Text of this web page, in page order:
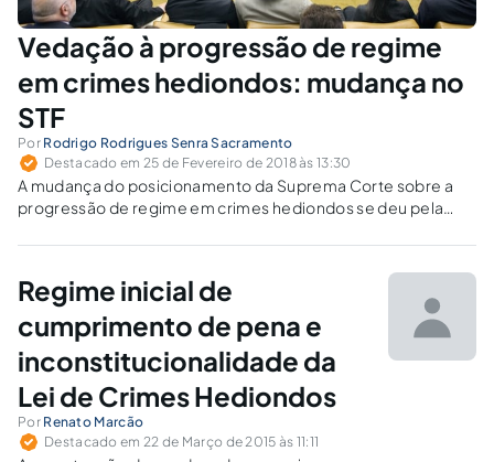
Vedação à progressão de regime
em crimes hediondos: mudança no
STF
Por Rodrigo Rodrigues Senra Sacramento
Destacado em 25 de Fevereiro de 2018 às 13:30
A mudança do posicionamento da Suprema Corte sobre a
progressão de regime em crimes hediondos se deu pela
na composição do tribunal?
Regime inicial de
cumprimento de pena e
inconstitucionalidade da
Lei de Crimes Hediondos
Por Renato Marcão
Destacado em 22 de Março de 2015 às 11:11